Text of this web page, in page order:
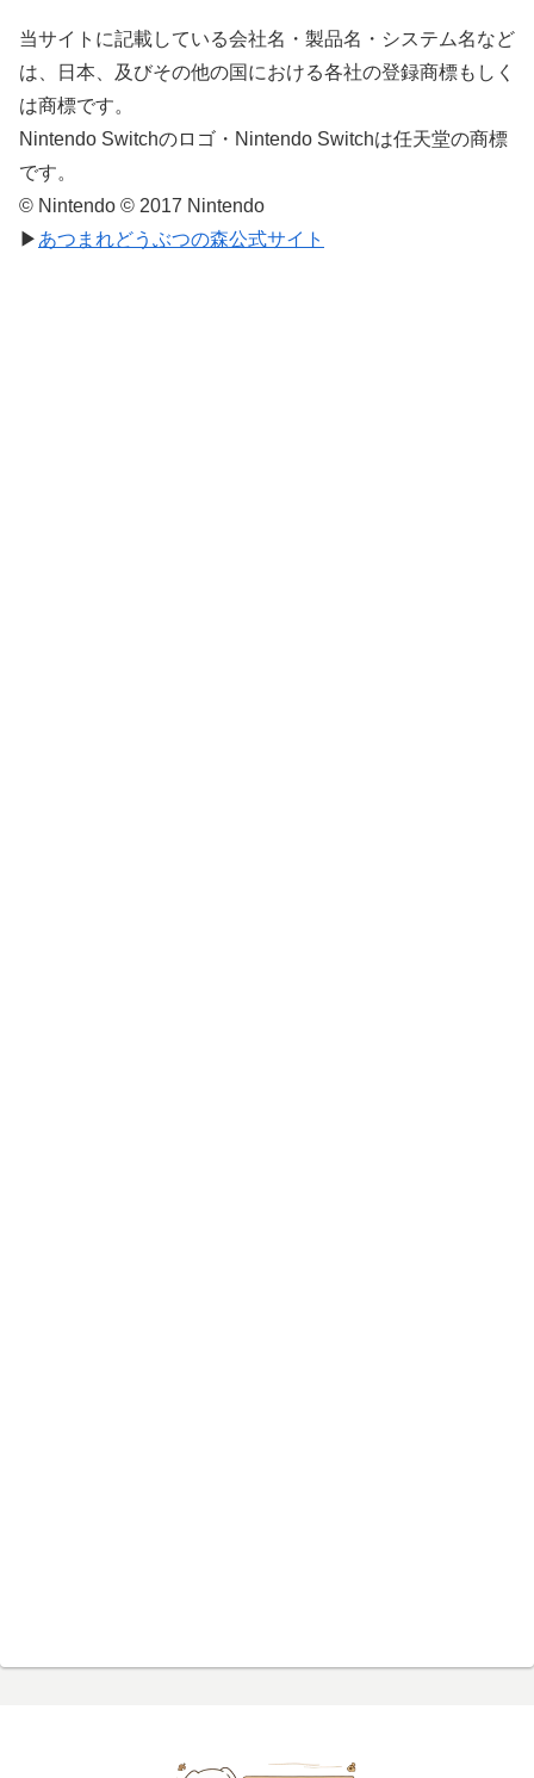
当サイトに記載している会社名・製品名・システム名など
は、日本、及びその他の国における各社の登録商標もしく
は商標です。
Nintendo Switchのロゴ・Nintendo Switchは任天堂の商標
です。
© Nintendo © 2017 Nintendo
▶ あつまれどうぶつの森公式サイト